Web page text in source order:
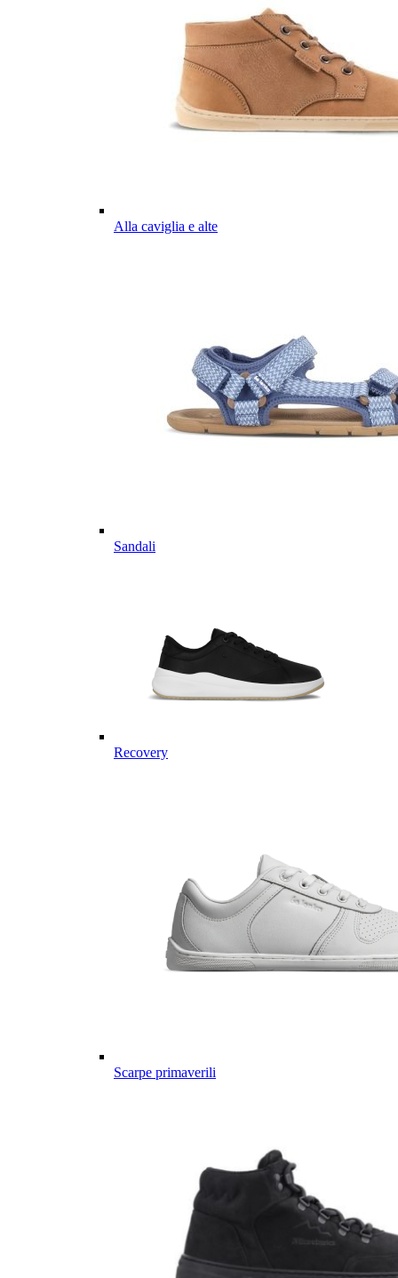
Alla caviglia e alte
Sandali
Recovery
Scarpe primaverili